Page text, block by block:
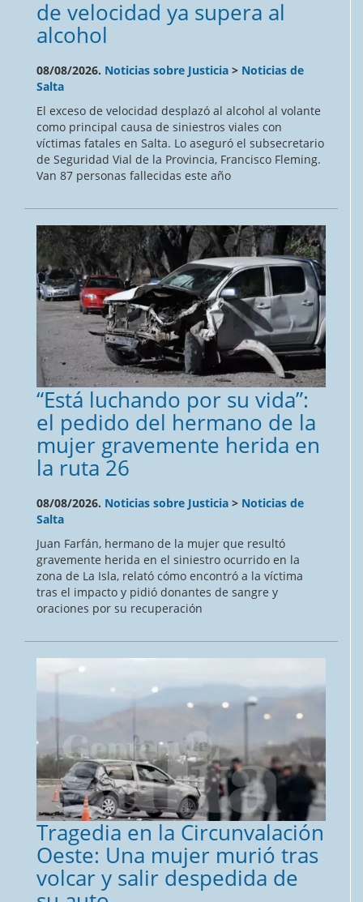
de velocidad ya supera al
alcohol
08/08/2026. Noticias sobre Justicia > Noticias de
Salta
El exceso de velocidad desplazó al alcohol al volante
como principal causa de siniestros viales con
víctimas fatales en Salta. Lo aseguró el subsecretario
de Seguridad Vial de la Provincia, Francisco Fleming.
Van 87 personas fallecidas este año
“Está luchando por su vida”:
el pedido del hermano de la
mujer gravemente herida en
la ruta 26
08/08/2026. Noticias sobre Justicia > Noticias de
Salta
Juan Farfán, hermano de la mujer que resultó
gravemente herida en el siniestro ocurrido en la
zona de La Isla, relató cómo encontró a la víctima
tras el impacto y pidió donantes de sangre y
oraciones por su recuperación
Tragedia en la Circunvalación
Oeste: Una mujer murió tras
volcar y salir despedida de